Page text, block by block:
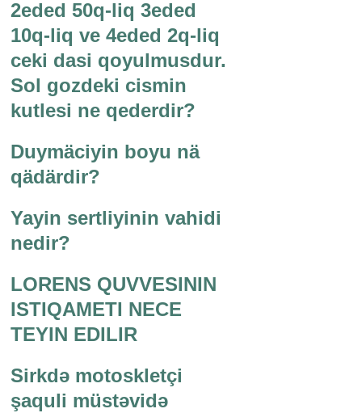
2eded 50q-liq 3eded
10q-liq ve 4eded 2q-liq
ceki dasi qoyulmusdur.
Sol gozdeki cismin
kutlesi ne qederdir?
Duymäciyin boyu nä
qädärdir?
Yayin sertliyinin vahidi
nedir?
LORENS QUVVESININ
ISTIQAMETI NECE
TEYIN EDILIR
Sirkdə motoskletçi
şaquli müstəvidə